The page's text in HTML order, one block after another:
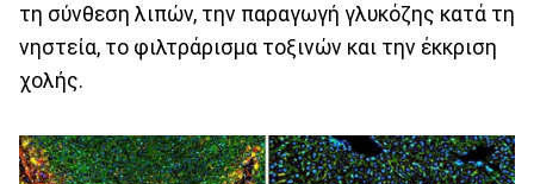
τη σύνθεση λιπών, την παραγωγή γλυκόζης κατά τη
νηστεία, το φιλτράρισμα τοξινών και την έκκριση
χολής.